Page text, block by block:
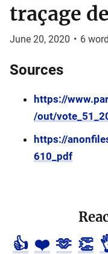
traçage
June 20, 2020 • 6
Sources
https://
/out/
https://
610_pdf
👍 ❤️ 🫶 👏